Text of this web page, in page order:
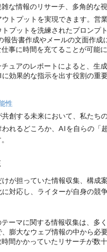
雑な情報のリサーチ、多角的な
トプットを実現できます。営
プットを洗練されたプロンプ
告書作成やメールの文面作成
事に時間を充てることが可能に
ュアのレポートによると、生
効果的な指示を出す役割の重
性
創する未来において、私たち
れるどころか、AIを自らの「
が担っていた情報収集、構成
対応し、 ライターが自身の競
ーマに関する情報収集は、多
膨大なウェブ情報の中から必
間かかっていたリサーチが数十